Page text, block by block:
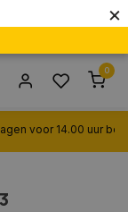
×
0
voor 14.00 uur